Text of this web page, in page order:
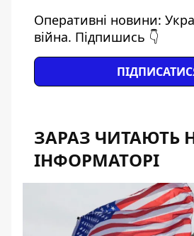
Оперативні новини:
війна. Підпишись 👇
ЗАРАЗ ЧИТАЮТЬ
ІНФОРМАТОРІ